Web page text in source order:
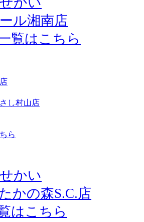
ル湘南店
覧はこちら
し村山店
ら
かい
かの森S.C.店
はこちら